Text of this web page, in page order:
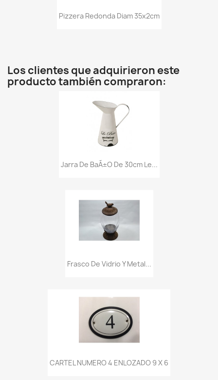
Pizzera Redonda Diam 35x2cm
Los clientes que adquirieron este
producto también compraron:
Jarra De BaÃ±o De 30cm Le...
Frasco De Vidrio Y Metal...
CARTEL NUMERO 4 ENLOZADO 9 X 6